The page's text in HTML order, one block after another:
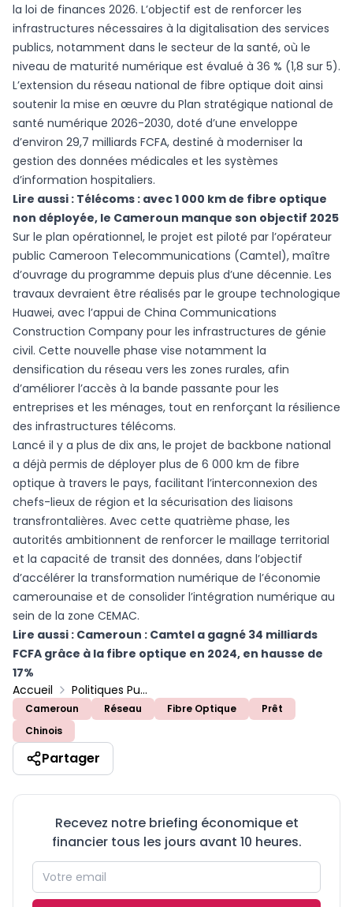
la loi de finances 2026. L’objectif est de renforcer les
infrastructures nécessaires à la digitalisation des services
publics, notamment dans le secteur de la santé, où le
niveau de maturité numérique est évalué à 36 % (1,8 sur 5).
L’extension du réseau national de fibre optique doit ainsi
soutenir la mise en œuvre du Plan stratégique national de
santé numérique 2026-2030, doté d’une enveloppe
d’environ 29,7 milliards FCFA, destiné à moderniser la
gestion des données médicales et les systèmes
d’information hospitaliers.
Lire aussi : Télécoms : avec 1 000 km de fibre optique
non déployée, le Cameroun manque son objectif 2025
Sur le plan opérationnel, le projet est piloté par l’opérateur
public Cameroon Telecommunications (Camtel), maître
d’ouvrage du programme depuis plus d’une décennie. Les
travaux devraient être réalisés par le groupe technologique
Huawei, avec l’appui de China Communications
Construction Company pour les infrastructures de génie
civil. Cette nouvelle phase vise notamment la
densification du réseau vers les zones rurales, afin
d’améliorer l’accès à la bande passante pour les
entreprises et les ménages, tout en renforçant la résilience
des infrastructures télécoms.
Lancé il y a plus de dix ans, le projet de backbone national
a déjà permis de déployer plus de 6 000 km de fibre
optique à travers le pays, facilitant l’interconnexion des
chefs-lieux de région et la sécurisation des liaisons
transfrontalières. Avec cette quatrième phase, les
autorités ambitionnent de renforcer le maillage territorial
et la capacité de transit des données, dans l’objectif
d’accélérer la transformation numérique de l’économie
camerounaise et de consolider l’intégration numérique au
sein de la zone CEMAC.
Lire aussi : Cameroun : Camtel a gagné 34 milliards
FCFA grâce à la fibre optique en 2024, en hausse de
17%
Accueil
Politiques Publiques
Cameroun Réseau Fibre Optique
Prêt
Chinois
Partager
Recevez notre briefing économique et
financier tous les jours avant 10 heures.